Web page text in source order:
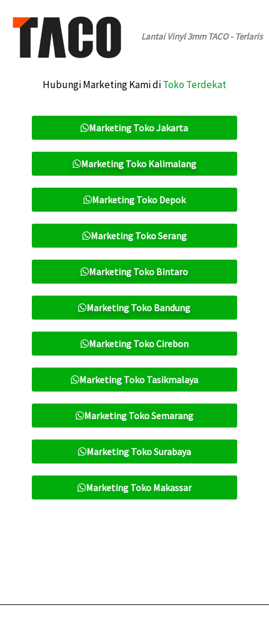
Lantai Vinyl 3mm TACO - Terlaris
Hubungi Marketing Kami diToko Terdekat
Marketing Toko Jakarta
Marketing Toko Kalimalang
Marketing Toko Depok
Marketing Toko Serang
Marketing Toko Bintaro
Marketing Toko Bandung
Marketing Toko Cirebon
Marketing Toko Tasikmalaya
Marketing Toko Semarang
Marketing Toko Surabaya
Marketing Toko Makassar